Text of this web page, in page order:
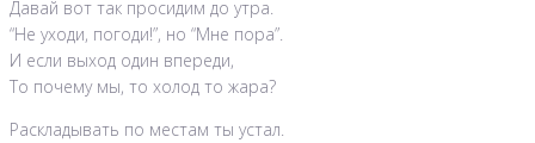
Давай вот так просидим до утра.
“Не уходи, погоди!”, но “Мне пора”.
И если выход один впереди,
То почему мы, то холод то жара?
Раскладывать по местам ты устал.